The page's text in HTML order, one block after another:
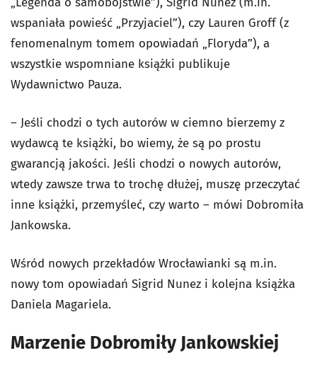
wspaniała powieść „Przyjaciel”), czy Lauren Groff (z
fenomenalnym tomem opowiadań „Floryda”), a
wszystkie wspomniane książki publikuje
Wydawnictwo Pauza.
– Jeśli chodzi o tych autorów w ciemno bierzemy z
wydawcą te książki, bo wiemy, że są po prostu
gwarancją jakości. Jeśli chodzi o nowych autorów,
wtedy zawsze trwa to trochę dłużej, muszę przeczytać
inne książki, przemyśleć, czy warto – mówi Dobromiła
Jankowska.
Wśród nowych przekładów Wrocławianki są m.in.
nowy tom opowiadań Sigrid Nunez i kolejna książka
Daniela Magariela.
Marzenie Dobromiły Jankowskiej